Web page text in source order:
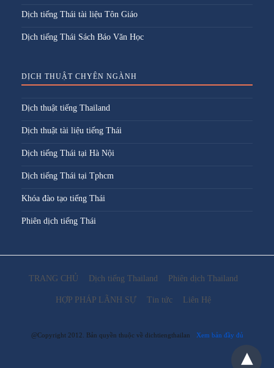
Dịch tiếng Thái tài liệu Tôn Giáo
Dịch tiếng Thái Sách Báo Văn Học
DỊCH THUẬT CHYÊN NGÀNH
Dịch thuật tiếng Thailand
Dịch thuật tài liệu tiếng Thái
Dịch tiếng Thái tại Hà Nội
Dịch tiếng Thái tại Tphcm
Khóa đào tạo tiếng Thái
Phiên dịch tiếng Thái
TRANG CHỦ Dịch tiếng Thailand Phiên dịch Thailand
HỢP PHÁP LÃNH SỰ Tin tức Liên Hệ
@Copyright 2012. Bản quyền thuộc về dichtiengthailan Xem bản đầy đủ